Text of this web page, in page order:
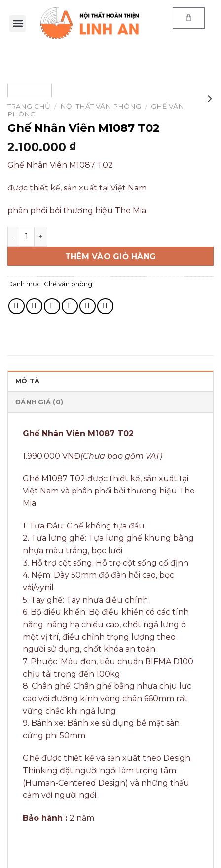
TRANG CHỦ / NỘI THẤT VĂN PHÒNG / GHẾ VĂN
PHÒNG
Ghế Nhân Viên M1087 T02
2.100.000 ₫
Ghế Nhân Viên M1087 T02
được thiết kế, sản xuất tại Việt Nam
phân phối bởi thương hiệu The Mia.
THÊM VÀO GIỎ HÀNG
Danh mục: Ghế văn phòng
MÔ TẢ
ĐÁNH GIÁ (0)
Ghế Nhân Viên M1087 T02
1.990.000 VNĐ(Chưa bao gồm VAT)
Ghế M1087 T02 được thiết kế, sản xuất tại
Việt Nam và phân phối bởi thương hiệu The
Mia
1. Tựa Đầu: Ghế không tựa đầu
2. Tựa lưng ghế: Tựa lưng ghế khung bằng
nhựa màu trắng, bọc lưới
3. Hỗ trợ cột sống: Hỗ trợ cột sống cố định
4. Nệm: Dày 50mm độ đàn hồi cao, bọc
vải/vynil
5. Tay ghế: Tay nhựa điều chính
6. Bộ điều khiển: Bộ điều khiển có các tính
năng: nâng hạ chiều cao, chốt ngả lưng ở
một vị trí, điều chỉnh trọng lượng theo
người sử dụng, chốt khóa an toàn
7. Phuộc: Màu đen, tiêu chuẩn BIFMA D100
chịu tải trọng đến 100kg
8. Chân ghế: Chân ghế bằng nhựa chịu lực
cao với đường kính vòng chân 660mm rất
vững chắc khi ngả lưng
9. Bánh xe: Bánh xe sử dụng bề mặt sàn
cứng phi 50mm
Ghế được thiết kế và sản xuất theo Design
Thinking đặt người ngồi làm trọng tâm
(Human-Centered Design) và những thấu
cảm với người ngồi.
Bảo hành : 2 năm